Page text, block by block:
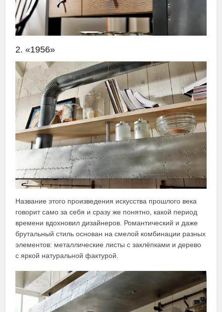
2. «1956»
Название этого произведения искусства прошлого века
говорит само за себя и сразу же понятно, какой период
времени вдохновил дизайнеров. Романтический и даже
брутальный стиль основан на смелой комбинации разных
элементов: металлические листы с заклёпками и дерево
с яркой натуральной фактурой.